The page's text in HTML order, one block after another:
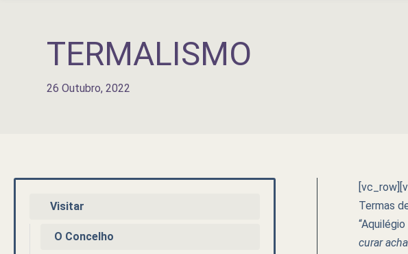
TERMALISMO
26 Outubro, 2022
Visitar
O Concelho
Termas
curar